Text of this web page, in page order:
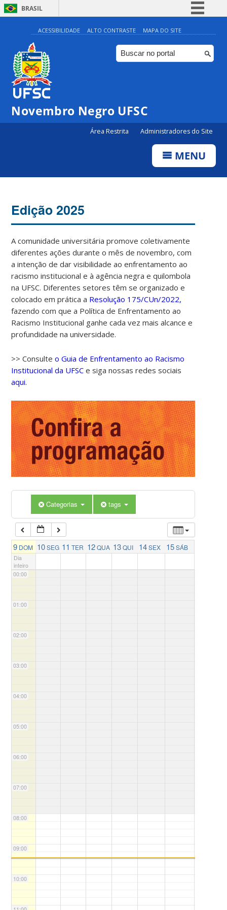
BRASIL
Simplifique!
Comunica BR
Participe
ACESSIBILIDADE ALTO CONTRASTE MAPA DO SITE
Novembro Negro UFSC
Área Restrita Administradores do Site
MENU
Edição 2025
A comunidade universitária promove coletivamente
diferentes ações durante o mês de novembro, com
a intenção de dar visibilidade ao enfrentamento ao
racismo institucional e à agência negra e quilombola
na UFSC. Diferentes setores têm se organizado e
colocado em prática a Resolução 175/CUn/2022,
fazendo com que a Política de Enfrentamento ao
Racismo Institucional ganhe cada vez mais alcance e
profundidade na universidade.
>> Consulteo Guia de Enfrentamento ao Racismo
Institucional da UFSC e siga nossas redes sociais
aqui.
Categorias tags
9 DOM 10SEG 11 TER 12QUA 13QUI 14SEX 15SÁB
Dia
inteiro
00:00
01:00
02:00
03:00
04:00
05:00
06:00
07:00
08:00
09:00
10:00